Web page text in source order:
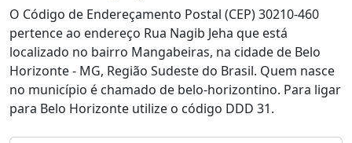
O Código de Endereçamento Postal (CEP) 30210-460
pertence ao endereço Rua Nagib Jeha que está
localizado no bairro Mangabeiras, na cidade de Belo
Horizonte - MG, Região Sudeste do Brasil. Quem nasce
no município é chamado de belo-horizontino. Para ligar
para Belo Horizonte utilize o código DDD 31.